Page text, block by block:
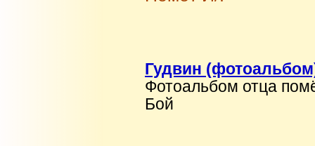
Гудвин
Фотоальбом отца
Бой